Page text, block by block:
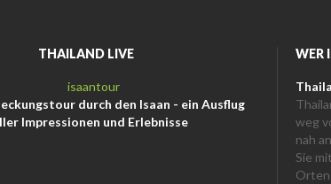
THAILAND LIVE
durch den Isaan - ein Ausflug
Impressionen und Erlebnisse
WER
weg
nah
Sie
Orten